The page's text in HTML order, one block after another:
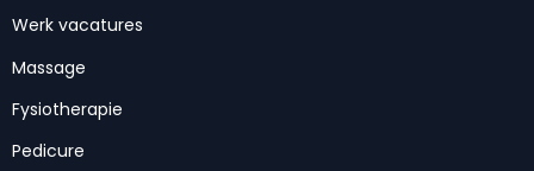
Werk vacatures
Massage
Fysiotherapie
Pedicure